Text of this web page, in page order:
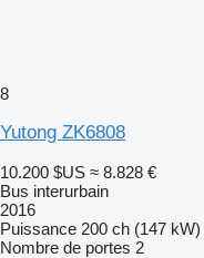
8
Yutong ZK6808
10.200 $US ≈ 8.828 €
Bus interurbain
2016
Puissance 200 ch (147 kW)
Nombre de portes 2